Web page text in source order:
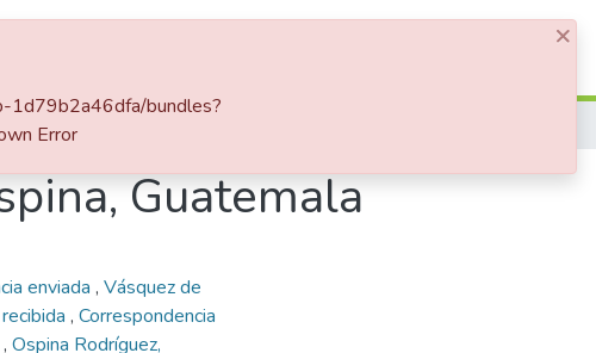
Guatemala
enviada , Vásquez de
, Correspondencia
, Ospina Rodríguez,
×
1d79b2a46dfa/bundles?
Error